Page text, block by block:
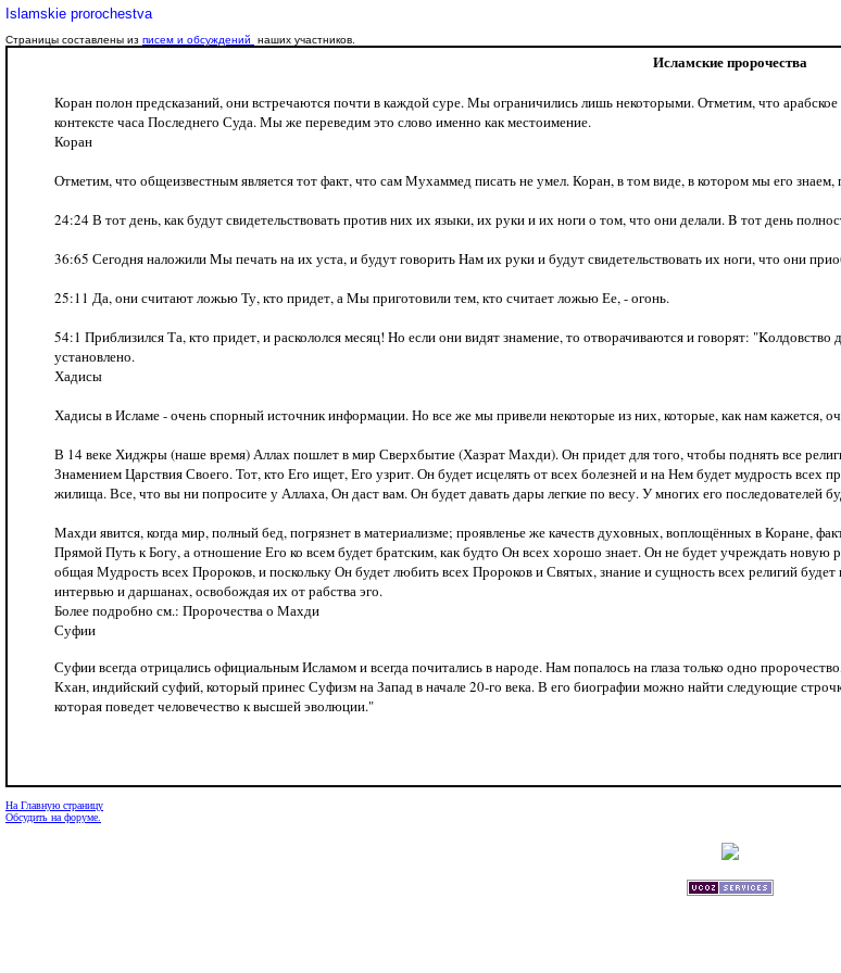
Islamskie prorochestva
Страницы составлены из писем и обсуждений наших участников.
Исламские пророчества
Коран полон предсказаний, они встречаются почти в каждой суре. Мы ограничились лишь некоторыми. Отметим, что
контексте часа Последнего Суда. Мы же переведим это слово именно как местоимение.
Коран
Отметим, что общеизвестным является тот факт, что сам Мухаммед писать не умел. Коран, в том виде, в котором мы его
24:24 В тот день, как будут свидетельствовать против них их языки, их руки и их ноги о том, что они делали. B тот день
36:65 Сегодня наложили Mы печать на их уста, и будут говорить Hам их руки и будут свидетельствовать их ноги, что они
25:11 Да, они считают ложью Ту, кто придет, а Mы приготовили тем, кто считает ложью Ее, - огонь.
54:1 Приблизился Та, кто придет, и раскололся месяц! Hо если они видят знамение, то отворачиваются и говорят:
установлено.
Хадисы
Хадисы в Исламе - очень спорный источник информации. Но все же мы привели некоторые из них, которые, как нам кажется,
В 14 веке Хиджры (наше время) Аллах пошлет в мир Сверхбытие (Хазрат Махди). Он придет для того, чтобы поднять все
Знамением Царствия Своего. Тот, кто Его ищет, Его узрит. Он будет исцелять от всех болезней и на Нем будет мудрость всех
жилища. Все, что вы ни попросите у Аллаха, Он даст вам. Он будет давать дары легкие по весу. У многих его последователей
Махди явится, когда мир, полный бед, погрязнет в материализме; проявленье же качеств духовных, воплощённых в Коране,
Прямой Путь к Богу, а отношение Его ко всем будет братским, как будто Он всех хорошо знает. Он не будет учреждать
общая Мудрость всех Пророков, и поскольку Он будет любить всех Пророков и Святых, знание и сущность всех религий
интервью и даршанах, освобождая их от рабства эго.
Более подробно см.: Пророчества о Махди
Суфии
Суфии всегда отрицались официальным Исламом и всегда почитались в народе. Нам попалось на глаза только одно
Кхан, индийский суфий, который принес Суфизм на Запад в начале 20-го века. В его биографии можно найти следующие
которая поведет человечество к высшей эволюции."
На Главную страницу
Обсудить на форуме.